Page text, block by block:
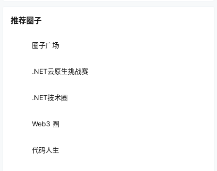
推荐圈子
圈子广场
.NET云原生挑战赛
.NET技术圈
Web3 圈
代码人生